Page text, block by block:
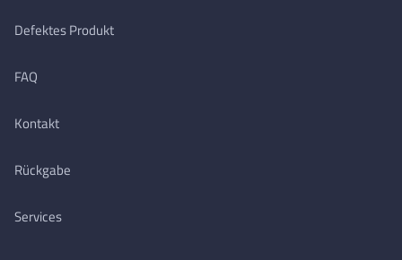
Defektes Produkt
FAQ
Kontakt
Rückgabe
Services